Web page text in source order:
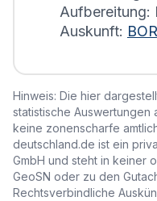
Aufbereitung:
Auskunft:
Hinweis: Die hier
statistische
keine zonenscharfe
deutschland.de ist ein
GmbH und steht in keiner
GeoSN oder zu den
Rechtsverbindliche